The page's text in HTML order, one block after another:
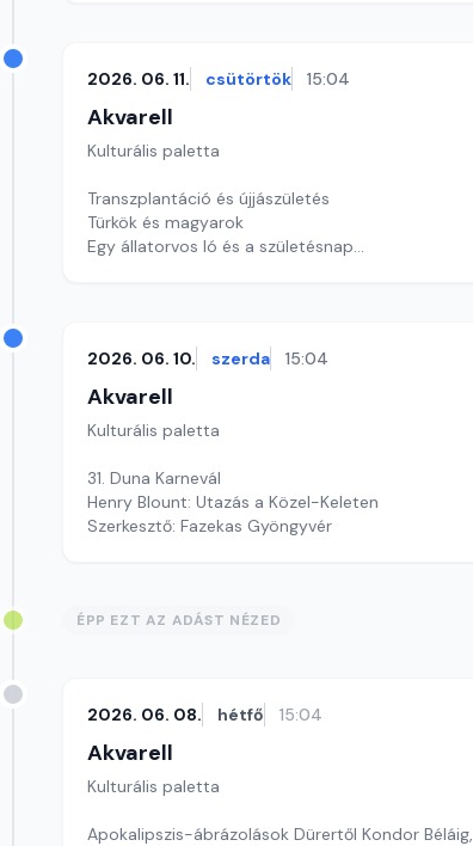
2026. 06. 11. csütörtök 15:04
Akvarell
Kulturális paletta
Transzplantáció és újjászületés
Türkök és magyarok
Egy állatorvos ló és a születésnap
2026. 06. 10. szerda 15:04
Akvarell
Kulturális paletta
31. Duna Karnevál
Henry Blount: Utazás a Közel-Keleten
Szerkesztő: Fazekas Gyöngyvér
ÉPP EZT AZ ADÁST NÉZED
2026. 06. 08. hétfő 15:04
Akvarell
Kulturális paletta
Apokalipszis-ábrázolások Dürertől Kondor Béláig,